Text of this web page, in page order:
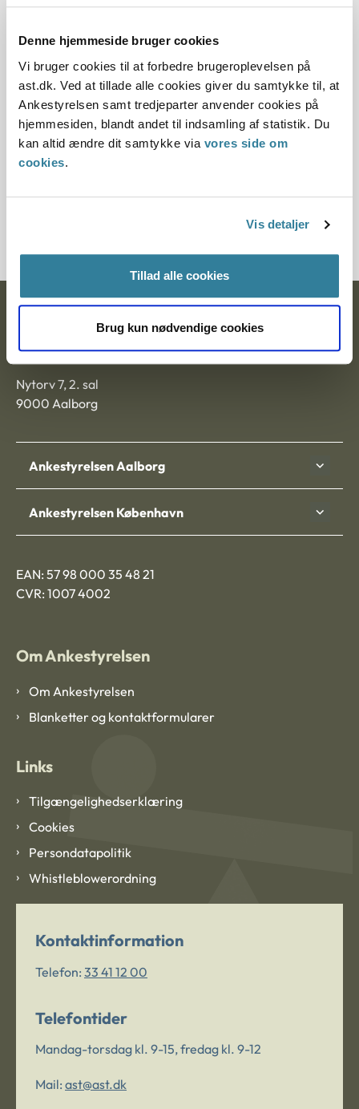
Denne hjemmeside bruger cookies
Vi bruger cookies til at forbedre brugeroplevelsen på
ast.dk. Ved at tillade alle cookies giver du samtykke til, at
Ankestyrelsen samt tredjeparter anvender cookies på
hjemmesiden, blandt andet til indsamling af statistik. Du
kan altid ændre dit samtykke via vores side om
cookies.
Vis detaljer
Tillad alle cookies
Brug kun nødvendige cookies
2025, da den ikke længere har vejledningsværdi.
Det skyldes, at der er kommet nye regler på
området.
Paragraf
§ 9c § 9 § 110
Postadresse:
Nytorv 7, 2. sal
9000 Aalborg
Ankestyrelsen Aalborg
Ankestyrelsen København
EAN: 57 98 000 35 48 21
CVR: 1007 4002
Om Ankestyrelsen
Om Ankestyrelsen
Blanketter og kontaktformularer
Links
Tilgængelighedserklæring
Cookies
Persondatapolitik
Whistleblowerordning
Kontaktinformation
Telefon: 33 41 12 00
Telefontider
Mandag-torsdag kl. 9-15, fredag kl. 9-12
Mail: ast@ast.dk